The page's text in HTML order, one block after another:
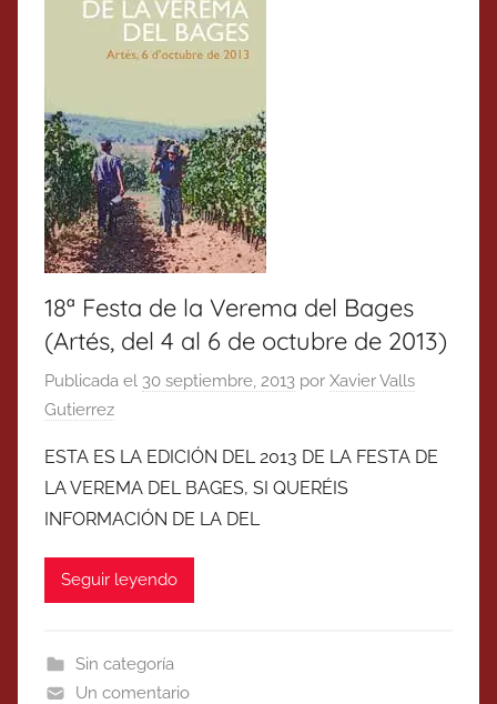
18ª Festa de la Verema del Bages
(Artés, del 4 al 6 de octubre de 2013)
Publicada el 30 septiembre, 2013 por Xavier Valls
Gutierrez
ESTA ES LA EDICIÓN DEL 2013 DE LA FESTA DE
LA VEREMA DEL BAGES, SI QUERÉIS
INFORMACIÓN DE LA DEL
Seguir leyendo
Sin categoría
Un comentario